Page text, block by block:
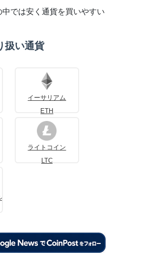
中では安く通貨を買いやすい
扱い通貨
イーサリアム
ETH
ライトコイン
LTC